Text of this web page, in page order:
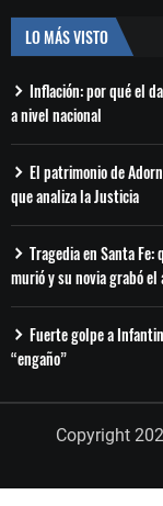
LO MÁS VISTO
Inflación: por qué el
a nivel nacional
El patrimonio de
que analiza la Justicia
Tragedia en Santa
murió y su novia grabó el
Fuerte golpe a
“engaño”
Copyright